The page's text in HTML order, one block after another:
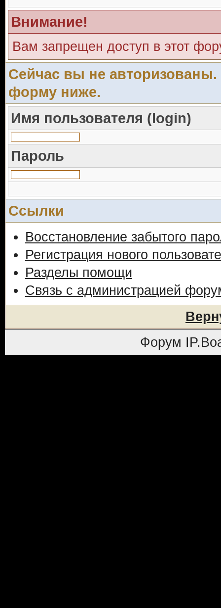
Внимание!
Вам запрещен доступ в этот
Сейчас вы не авторизованы.
форму ниже.
Имя пользователя (login)
Пароль
Ссылки
Восстановление забытого
Регистрация нового
Разделы помощи
Связь с администрацией
Форум